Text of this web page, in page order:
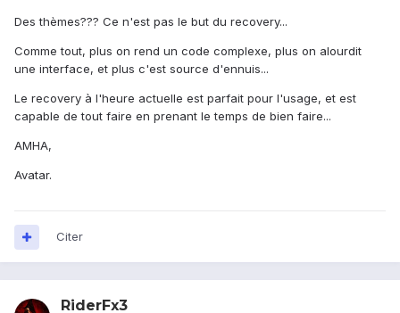
Des thèmes??? Ce n'est pas le but du recovery...
Comme tout, plus on rend un code complexe, plus on alourdit
une interface, et plus c'est source d'ennuis...
Le recovery à l'heure actuelle est parfait pour l'usage, et est
capable de tout faire en prenant le temps de bien faire...
AMHA,
Avatar.
Citer
RiderFx3